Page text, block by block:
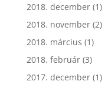
2018. december(1)
2018. november(2)
2018. március (1)
2018. február(3)
2017. december(1)